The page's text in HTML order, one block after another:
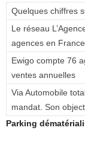
Quelques chiffres
Le réseau
agences en
Ewigo compte 76
ventes annuelles
Via Automobile
mandat. Son
Parking